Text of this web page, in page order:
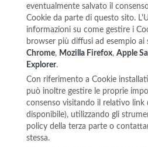
eventualmente salvato il
Cookie da parte di questo sito.
informazioni su come gestire i
browser più diffusi ad esempio ai
Chrome, Mozilla Firefox, Apple
Explorer.
Con riferimento a Cookie
può inoltre gestire le proprie
consenso visitando il relativo link
disponibile), utilizzando gli
policy della terza parte o
stessa.